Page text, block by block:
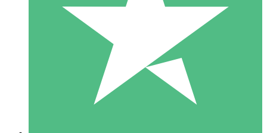
Paga según el uso con créditos de descarga. Sin compromiso
10 00